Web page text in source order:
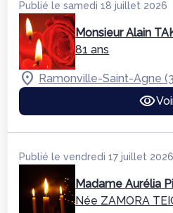
Publié le samedi 18 juillet 2026
Monsieur Alain
81 ans
Ramonville-Saint-Agne
Publié le vendredi 17 juillet 2026
Madame Aurélia
Née ZAMORA